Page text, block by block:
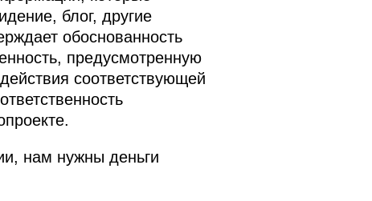
блог, другие
обоснованность
предусмотренную
соответствующей
нам нужны деньги